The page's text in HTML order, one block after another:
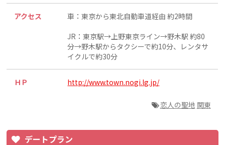
アクセス
車：東京から東北自動車道経由 約2時間
JR：東京駅→上野東京ライン→野木駅 約80
分→野木駅からタクシーで約10分、レンタサ
イクルで約30分
ＨＰ http://www.town.nogi.lg.jp/
恋人の聖地 関東
デートプラン